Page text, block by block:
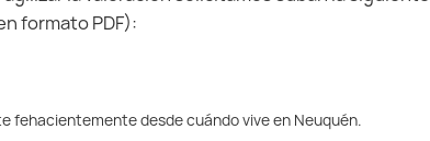
formato PDF):
fehacientemente desde cuándo vive en Neuquén.